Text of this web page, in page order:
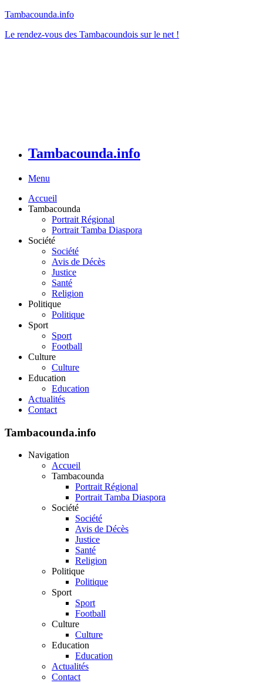
Tambacounda.info
Le rendez-vous des Tambacoundois sur le net !
Tambacounda.info
Menu
Accueil
Tambacounda
Portrait Régional
Portrait Tamba Diaspora
Société
Société
Avis de Décès
Justice
Santé
Religion
Politique
Politique
Sport
Sport
Football
Culture
Culture
Education
Education
Actualités
Contact
Tambacounda.info
Navigation
Accueil
Tambacounda
Portrait Régional
Portrait Tamba Diaspora
Société
Société
Avis de Décès
Justice
Santé
Religion
Politique
Politique
Sport
Sport
Football
Culture
Culture
Education
Education
Actualités
Contact